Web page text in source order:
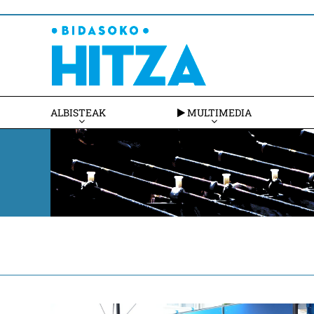
ALBISTEAK MULTIMEDIA